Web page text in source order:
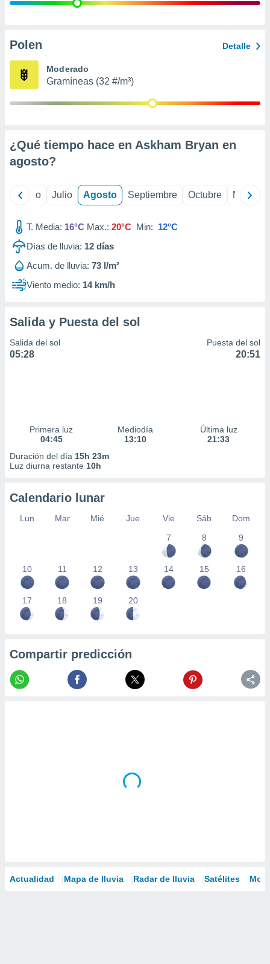
e
publicidad
Polen Detalle
Moderado
Gramíneas (32 #/m³)
¿Qué tiempo hace en Askham Bryan en
agosto?
Junio Julio Agosto Septiembre Octubre
T. Media: 16°C Max.: 20°C Min: 12°C
Días de lluvia: 12 días
Acum. de lluvia: 73 l/m²
Viento medio: 14 km/h
Salida y Puesta del sol
Salida del sol
05:28
Puesta del sol
20:51
Primera luz
04:45
Mediodía
13:10
Última luz
21:33
Duración del día 15h 23m
Luz diurna restante 10h
Calendario lunar
Lun Mar Mié Jue Vie Sáb
Dom
7
8 9
10 11 12 13 14 15 16
17 18 19 20
Compartir predicción
Actualidad Mapa de lluvia Radar de lluvia Satélites